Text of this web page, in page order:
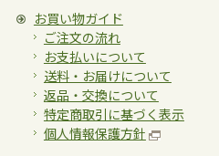
納入例
アクについて
お買い物ガイド
ご注文の流れ
お支払いについて
送料・お届けについて
返品・交換について
特定商取引に基づく表示
個人情報保護方針